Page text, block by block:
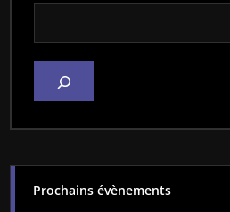
Prochains évènements